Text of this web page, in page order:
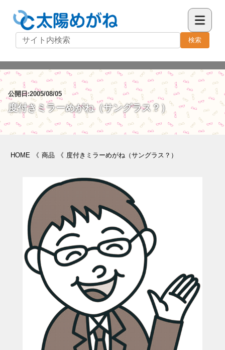
検索
公開日:2005/08/05
度付きミラーめがね（サングラス？）
HOME 《 商品 《 度付きミラーめがね（サングラス？）